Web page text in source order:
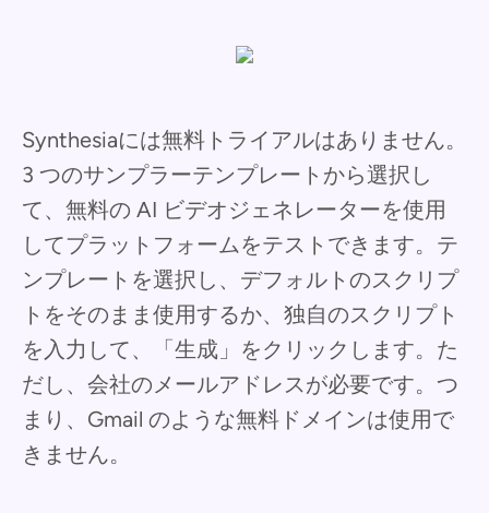
Synthesiaには無料トライアルはありません。
3 つのサンプラーテンプレートから選択し
て、無料の AI ビデオジェネレーターを使用
してプラットフォームをテストできます。テ
ンプレートを選択し、デフォルトのスクリプ
トをそのまま使用するか、独自のスクリプト
を入力して、「生成」をクリックします。た
だし、会社のメールアドレスが必要です。つ
まり、Gmail のような無料ドメインは使用で
きません。